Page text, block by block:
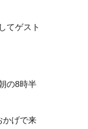
てゲスト
の8時半
かげで来